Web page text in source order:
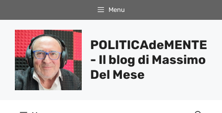
al
contenuto
Menu
POLITICAdeMENTE
- Il blog di Massimo
Del Mese